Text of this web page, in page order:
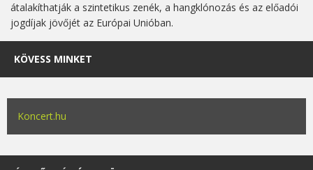
átalakíthatják a szintetikus zenék, a hangklónozás és az előadói
jogdíjak jövőjét az Európai Unióban.
KÖVESS MINKET
Koncert.hu